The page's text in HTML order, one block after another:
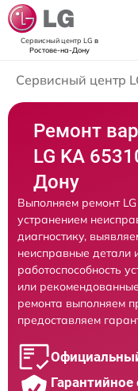
Сервисный центр LG в
Ростове-на-Дону
Сервисный центр
Ремонт
LG KA
Дону
Выполняем ремонт
устранением
диагностику,
неисправные детали
работоспособность
или
ремонта выполняем
предоставляем